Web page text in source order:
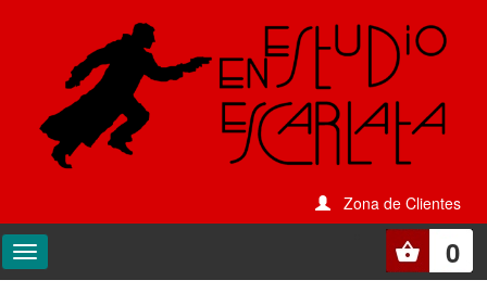
Zona de Clientes
0